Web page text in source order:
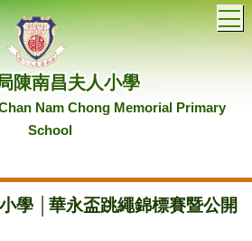
陳南昌夫人小學
Nam Chong Memorial Primary
School
學 │華永盃跳繩錦標賽暨公開